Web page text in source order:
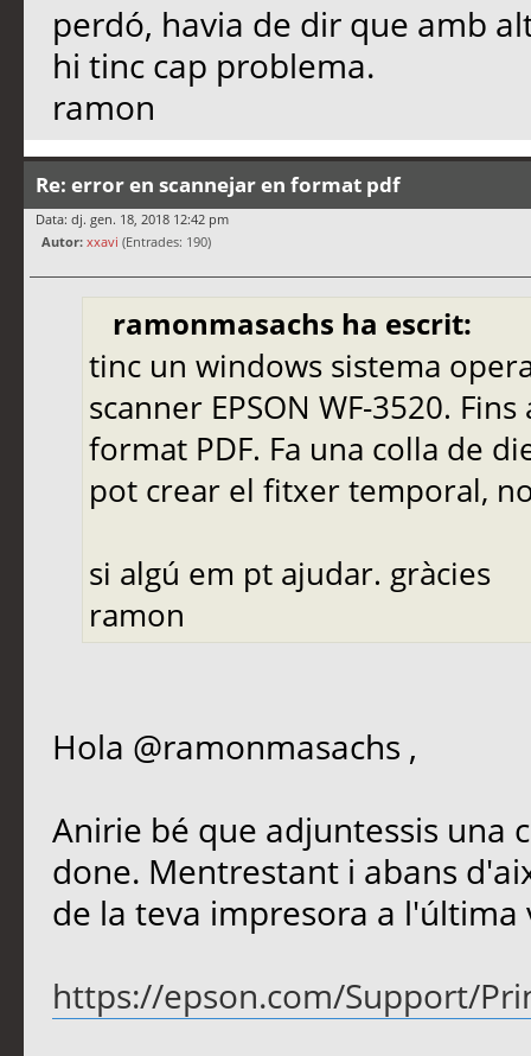
perdó, havia de dir que amb
hi tinc cap problema.
ramon
Re: error en scannejar en format pdf
Data: dj. gen. 18, 2018 12:42 pm
Autor: xxavi (Entrades: 190)
ramonmasachs ha escrit:
tinc un windows sistema
scanner EPSON WF-3520.
format PDF. Fa una colla de
pot crear el fitxer temporal,
si algú em pt ajudar. gràcies
ramon
Hola @ramonmasachs ,
Anirie bé que adjuntessis una
done. Mentrestant i abans
de la teva impresora a l'última
https://epson.com/Support/